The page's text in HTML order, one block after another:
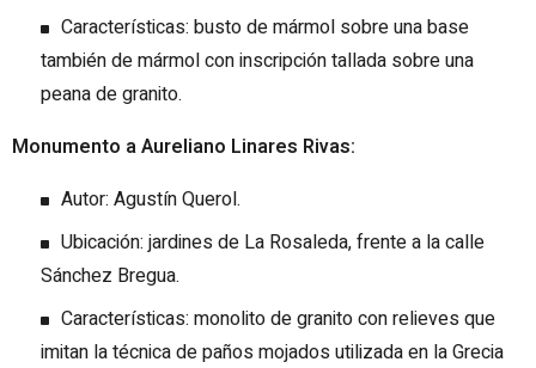
Características: busto de mármol sobre una base
también de mármol con inscripción tallada sobre una
peana de granito.
Monumento a Aureliano Linares Rivas:
Autor: Agustín Querol.
Ubicación: jardines de La Rosaleda, frente a la calle
Sánchez Bregua.
Características: monolito de granito con relieves que
imitan la técnica de paños mojados utilizada en la Grecia